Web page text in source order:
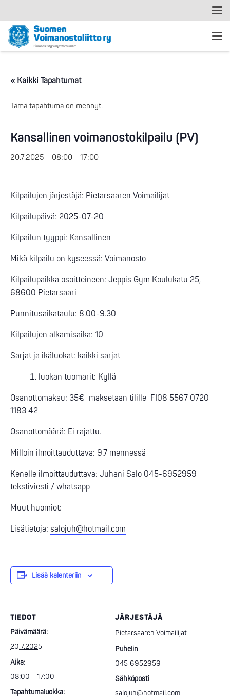
« Kaikki Tapahtumat
Tämä tapahtuma on mennyt.
Kansallinen voimanostokilpailu (PV)
20.7.2025 - 08:00 - 17:00
Kilpailujen järjestäjä: Pietarsaaren Voimailijat
Kilpailupäivä: 2025-07-20
Kilpailun tyyppi: Kansallinen
Mikä kilpailu on kyseessä: Voimanosto
Kilpailupaikka osoitteineen: Jeppis Gym Koulukatu 25,
68600 Pietarsaari
Punnitusaikataulu: 8.00-9.30
Kilpailujen alkamisaika: 10
Sarjat ja ikäluokat: kaikki sarjat
luokan tuomarit: Kyllä
Osanottomaksu: 35€ maksetaan tilille FI08 5567 0720
1183 42
Osanottomäärä: Ei rajattu.
Milloin ilmoittauduttava: 9.7 mennessä
Kenelle ilmoittauduttava: Juhani Salo 045-6952959
tekstiviesti / whatsapp
Muut huomiot:
Lisätietoja: salojuh@hotmail.com
Lisää kalenteriin
TIEDOT
Päivämäärä:
20.7.2025
Aika:
08:00 - 17:00
Tapahtumaluokka:
JÄRJESTÄJÄ
Pietarsaaren Voimailijat
Puhelin
045 6952959
Sähköposti
salojuh@hotmail.com